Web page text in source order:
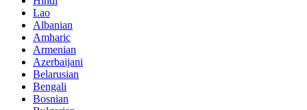
Lao
Albanian
Amharic
Armenian
Azerbaijani
Belarusian
Bengali
Bosnian